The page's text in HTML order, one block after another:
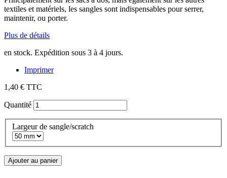
textiles et matériels, les sangles sont indispensables pour serrer,
maintenir, ou porter.
Plus de détails
en stock. Expédition sous 3 à 4 jours.
Imprimer
1,40 € TTC
Quantité
Largeur de sangle/scratch
Ajouter au panier